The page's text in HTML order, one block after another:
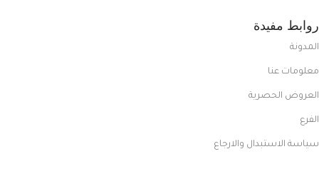
روابط مفيدة
المدونة
معلومات عنا
العروض الحصرية
الفرع
سياسة الاستبدال والارجاع